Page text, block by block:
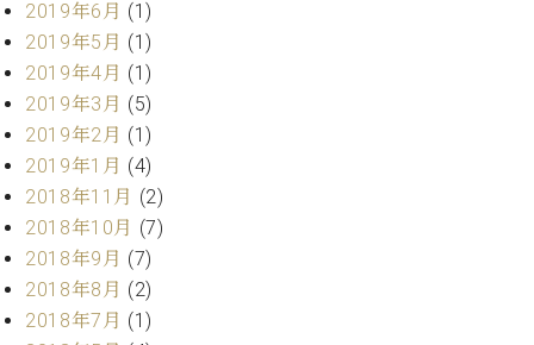
2019年6月 (1)
2019年5月 (1)
2019年4月 (1)
2019年3月 (5)
2019年2月 (1)
2019年1月 (4)
2018年11月 (2)
2018年10月 (7)
2018年9月 (7)
2018年8月 (2)
2018年7月 (1)